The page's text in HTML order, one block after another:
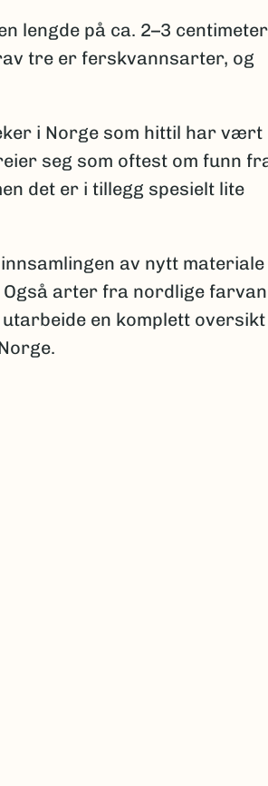
lengde på ca. 2–3
tre er ferskvannsarter, og
i Norge som hittil har vært
seg som oftest om funn
det er i tillegg spesielt lite
av nytt
arter fra nordlige
en komplett oversikt